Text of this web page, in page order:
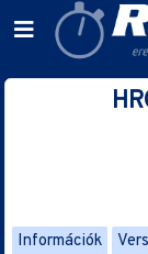
Információk